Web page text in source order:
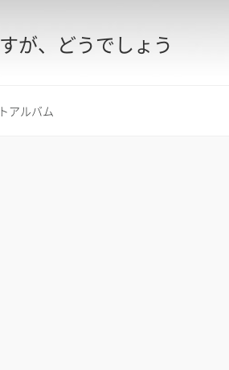
が、どうでしょう
アルバム